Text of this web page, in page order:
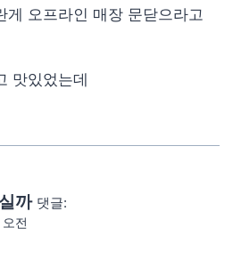
게 오프라인 매장 문닫으라고
맛있었는데
까 댓글:
전